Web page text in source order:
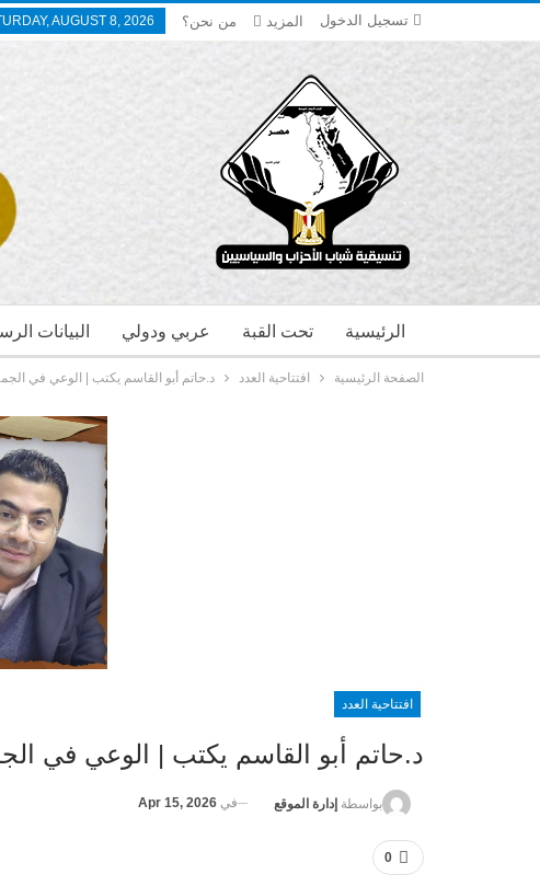
تسجيل الدخول AUGUST 8, 2026 من نحن؟ المزيد
البيانات عربي ودولي تحت القبة الرئيسية
الصفحة الرئيسية افتتاحية العدد د.حاتم أبو القاسم يكتب | الوعي في
افتتاحية العدد
د.حاتم أبو القاسم يكتب | الوعي في
بواسطة إدارة الموقع في Apr 15, 2026
0